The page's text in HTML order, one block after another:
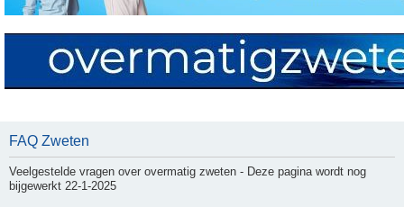
FAQ Zweten
Veelgestelde vragen over overmatig zweten - Deze pagina wordt nog
bijgewerkt 22-1-2025